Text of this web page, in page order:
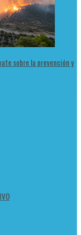
sobre la prevención y